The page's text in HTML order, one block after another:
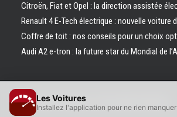
Citroën, Fiat et Opel : la direction assistée
Renault 4 E-Tech électrique : nouvelle voiture
Coffre de toit : nos conseils pour un choix
Audi A2 e-tron : la future star du Mondial de
© 2026 Les Voitures. | Tous droits réservés.
Les Voitures
Installez l'application pour ne rien